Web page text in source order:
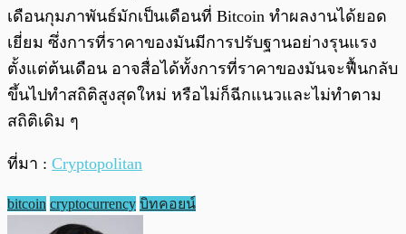
เดือนกุมภาพันธ์มักเป็นเดือนที่ Bitcoin ทำผลงานได้ยอด
เยี่ยม ซึ่งการที่ราคาของมันมีการปรับฐานอย่างรุนแรง
ตั้งแต่ต้นเดือน อาจสื่อได้ทั้งการที่ราคาของมันจะฟื้นกลับ
ขึ้นไปทำสถิติสูงสุดใหม่ หรือไม่ก็ฉีกแนวและไม่ทำตาม
สถิติเดิม ๆ
ที่มา : Cryptopolitan
bitcoin cryptocurrency บิทคอยน์